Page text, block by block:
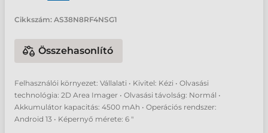
Cikkszám: AS38N8RF4NSG1
Összehasonlító
Felhasználói környezet: Vállalati • Kivitel: Kézi • Olvasási
technológia: 2D Area Imager • Olvasási távolság: Normál •
Akkumulátor kapacitás: 4500 mAh • Operációs rendszer:
Android 13 • Képernyő mérete: 6 "